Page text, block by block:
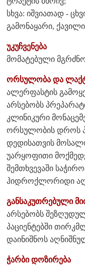
სხვა: იშვიათად -
გამონაყარი,
უკუჩვენება
მომატებული
ორსულობა და
ალერფასტის
არსებობს
კლინიკური
ორსულობის დროს
დედისათვის
უარყოფითი
შემთხვევაში
ჰიდროქლორიდი
განსაკუთრებული
არსებობს
პაციენტებში
დაინიშნოს
ჭარბი დოზირება